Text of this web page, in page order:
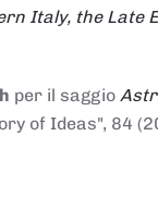
Italy, the Late
per il saggio
of Ideas", 84